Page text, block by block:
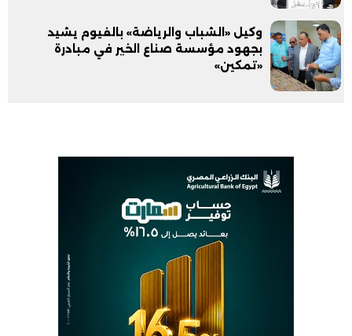
وكيل «الشباب والرياضة» بالفيوم يشيد
بجهود مؤسسة صناع الخير في مبادرة
«تمكين»